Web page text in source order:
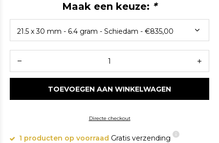
Maak een keuze: *
TOEVOEGEN AAN WINKELWAGEN
Directe checkout
1 producten op voorraad Gratis verzending